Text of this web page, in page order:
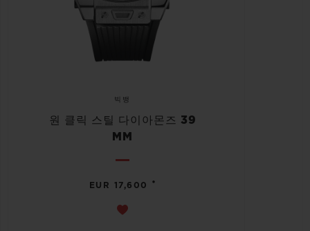
빅뱅
원 클릭 스틸 다이아몬즈 39
MM
EUR 17,600 •